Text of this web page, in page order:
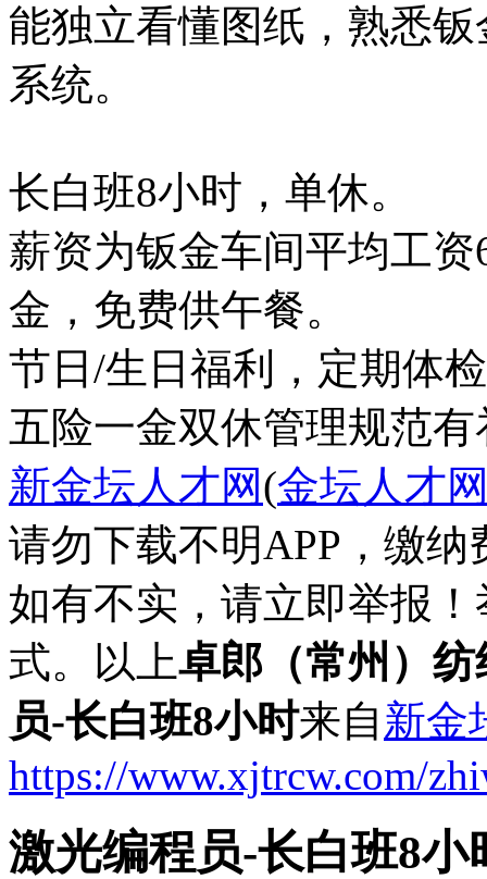
能独立看懂图纸，熟悉
系统。
长白班8小时，单休。
薪资为钣金车间平均工
金，免费供午餐。
五险一金双休管理规范有
新金坛人才网(金坛人才
请勿下载不明APP，缴
如有不实，请立即举报
式。以上卓郎（常州）
员-长白班8小时来自新金
https://www.xjtrcw.com/
激光编程员-长白班8小